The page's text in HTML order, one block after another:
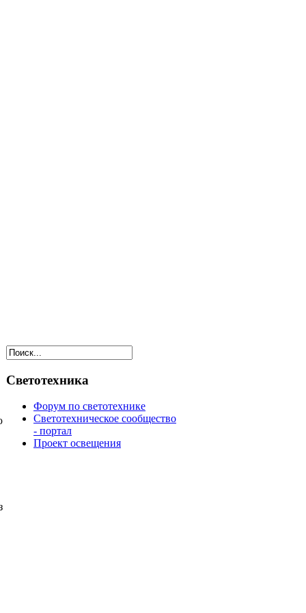
Светотехника
Форум по светотехнике
Светотехническое сообщество
- портал
Проект освещения